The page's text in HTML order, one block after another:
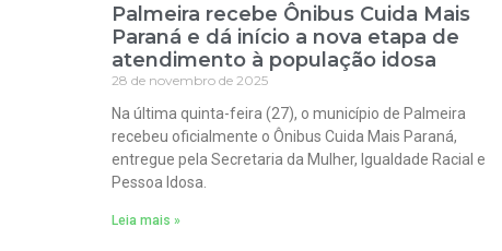
Palmeira recebe Ônibus Cuida Mais
Paraná e dá início a nova etapa de
atendimento à população idosa
28 de novembro de 2025
Na última quinta-feira (27), o município de Palmeira
recebeu oficialmente o Ônibus Cuida Mais Paraná,
entregue pela Secretaria da Mulher, Igualdade Racial e
Pessoa Idosa.
Leia mais »